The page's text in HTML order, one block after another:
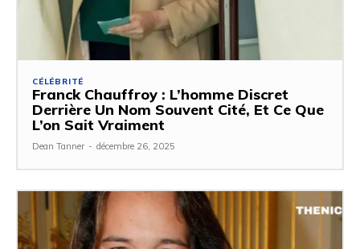
CÉLÉBRITÉ
Franck Chauffroy : L’homme Discret
Derrière Un Nom Souvent Cité, Et Ce Que
L’on Sait Vraiment
Dean Tanner - décembre 26, 2025